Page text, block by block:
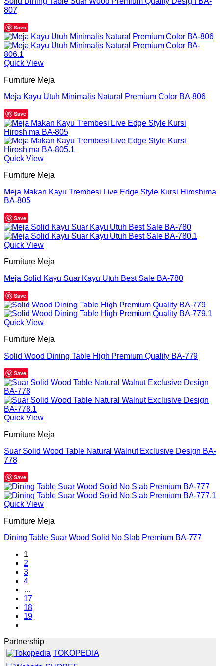
807
Save
Quick View
Furniture Meja
Meja Kayu Utuh Minimalis Natural Premium Color BA-806
Save
Quick View
Furniture Meja
Meja Makan Kayu Trembesi Live Edge Style Kursi Hiroshima
BA-805
Save
Quick View
Furniture Meja
Meja Solid Kayu Suar Kayu Utuh Best Sale BA-780
Save
Quick View
Furniture Meja
Solid Wood Dining Table High Premium Quality BA-779
Save
Quick View
Furniture Meja
Suar Solid Wood Table Natural Walnut Exclusive Design BA-
778
Save
Quick View
Furniture Meja
Dining Table Suar Wood Solid No Slab Premium BA-777
1
2
3
4
…
17
18
19
Partnership
TOKOPEDIA